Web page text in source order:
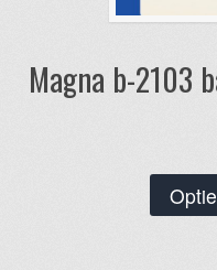
Magna b-2103